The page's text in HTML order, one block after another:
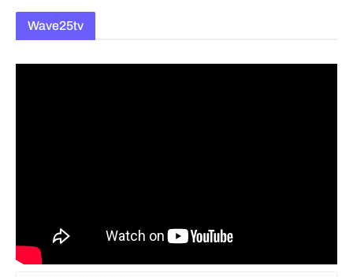
Wave25tv